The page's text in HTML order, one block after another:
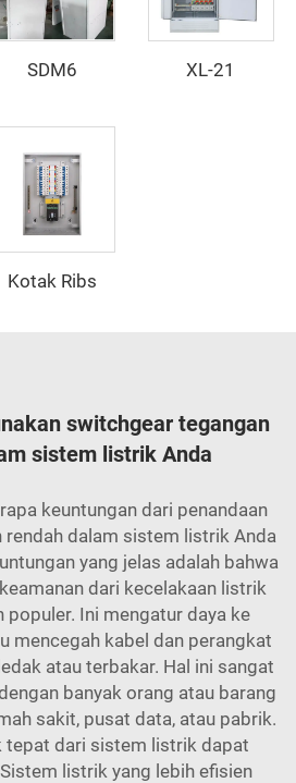
SDM6 XL-21
Kotak Ribs
switchgear tegangan
sistem listrik Anda
keuntungan dari penandaan
dalam sistem listrik Anda
yang jelas adalah bahwa
dari kecelakaan listrik
populer. Ini mengatur daya ke
mencegah kabel dan perangkat
atau terbakar. Hal ini sangat
banyak orang atau barang
sakit, pusat data, atau pabrik.
tepat dari sistem listrik dapat
listrik yang lebih efisien